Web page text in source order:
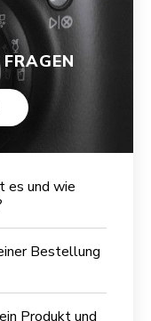
es und wie
Bestellung
Produkt und